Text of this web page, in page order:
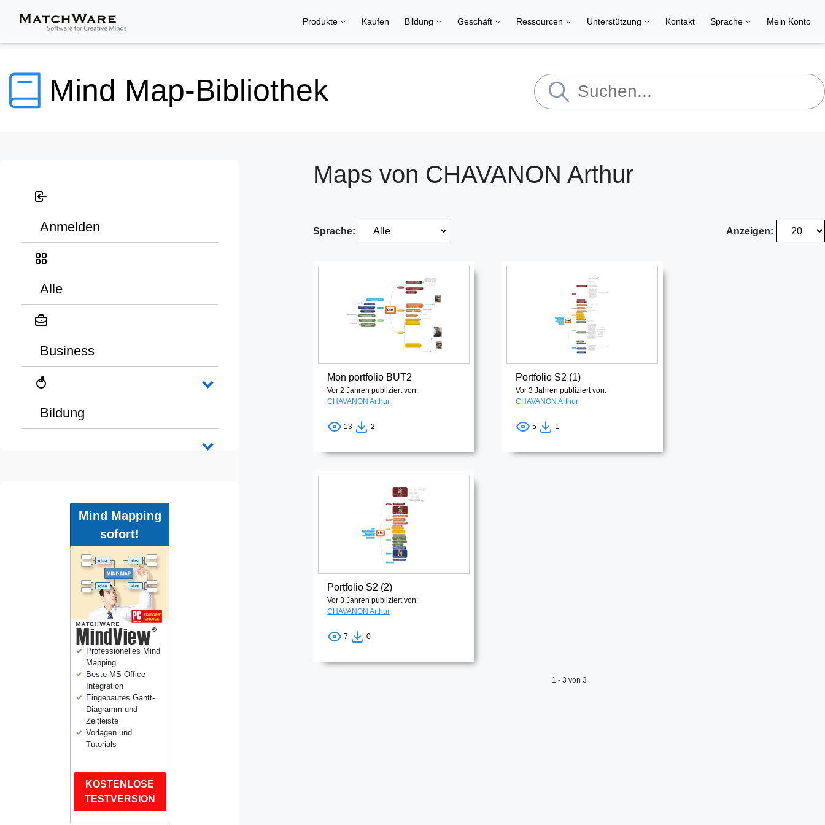
Produkte Kaufen Bildung Geschäft Ressourcen Unterstützung Kontakt Sprache Mein Konto
Mind Map-Bibliothek
Anmelden
Alle
Business
Bildung
Mind Mapping
sofort!
Professionelles Mind
Mapping
Beste MS Office
Integration
Eingebautes Gantt-
Diagramm und
Zeitleiste
Vorlagen und
Tutorials
KOSTENLOSE
TESTVERSION
Maps von CHAVANON Arthur
Sprache: Anzeigen:
Mon portfolio BUT2
Vor 2 Jahren publiziert von:
CHAVANON Arthur
13 2
Portfolio S2 (1)
Vor 3 Jahren publiziert von:
CHAVANON Arthur
5 1
Portfolio S2 (2)
Vor 3 Jahren publiziert von:
CHAVANON Arthur
7 0
1 - 3 von 3